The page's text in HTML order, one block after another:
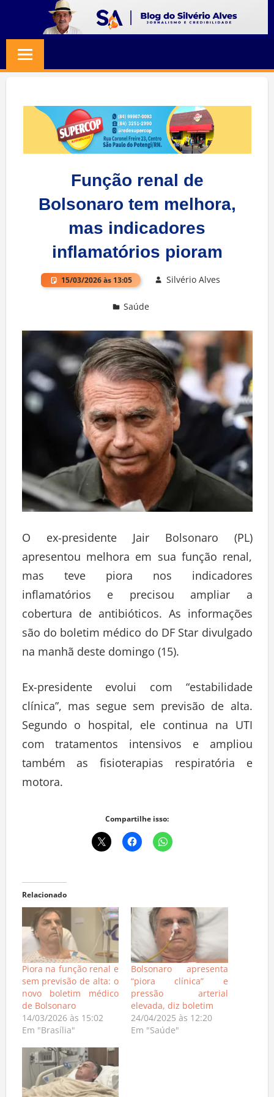
content
SILVERIO
ALVES
Jornalismo
Credibilidade
Função renal de
Bolsonaro tem melhora,
mas indicadores
inflamatórios pioram
15/03/2026 às 13:05 Silvério Alves
Saúde
O ex-presidente Jair Bolsonaro (PL)
apresentou melhora em sua função renal,
mas teve piora nos indicadores
inflamatórios e precisou ampliar a
cobertura de antibióticos. As informações
são do boletim médico do DF Star divulgado
na manhã deste domingo (15).
Ex-presidente evolui com “estabilidade
clínica”, mas segue sem previsão de alta.
Segundo o hospital, ele continua na UTI
com tratamentos intensivos e ampliou
também as fisioterapias respiratória e
motora.
Compartilhe isso:
Relacionado
Piora na função renal e
sem previsão de alta: o
novo boletim médico
de Bolsonaro
14/03/2026 às 15:02
Em "Brasília"
Bolsonaro apresenta
“piora clínica” e
pressão arterial
elevada, diz boletim
24/04/2025 às 12:20
Em "Saúde"